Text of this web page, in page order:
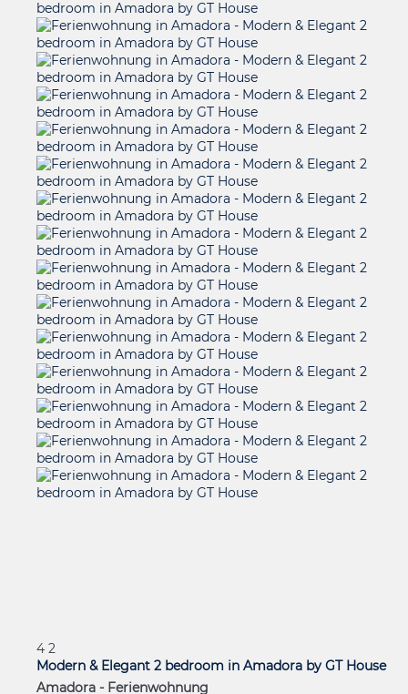
4 2
Modern & Elegant 2 bedroom in Amadora by GT House
Amadora - Ferienwohnung